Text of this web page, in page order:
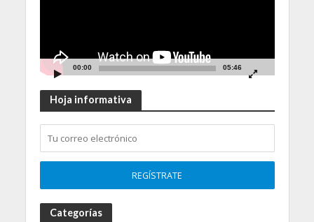
00:00 05:46
Hoja informativa
Categorías